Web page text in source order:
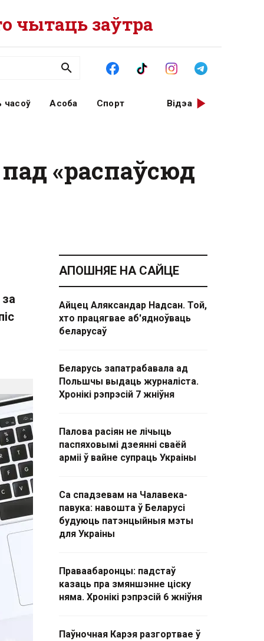
чытаць заўтра
часоў Асоба Спорт Відэа
«распаўсюд
АПОШНЯЕ НА САЙЦЕ
Айцец Аляксандар Надсан. Той,
хто працягвае аб'ядноўваць
беларусаў
Беларусь запатрабавала ад
Польшчы выдаць журналіста.
Хронікі рэпрэсій 7 жніўня
Палова расіян не лічыць
паспяховымі дзеянні сваёй
арміі ў вайне супраць Украіны
Са спадзевам на Чалавека-
павука: навошта ў Беларусі
будуюць патэнцыйныя мэты
для Украіны
Праваабаронцы: падстаў
казаць пра змяншэнне ціску
няма. Хронікі рэпрэсій 6 жніўня
Паўночная Карэя разгортвае ў